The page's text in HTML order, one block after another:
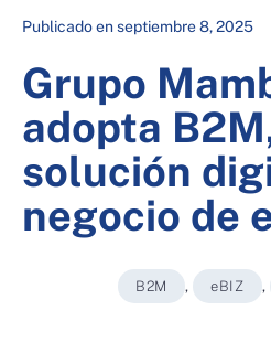
Publicado enseptiembre 8, 2025
Grupo
adopta
solución
negocio de
B2M , eBIZ ,